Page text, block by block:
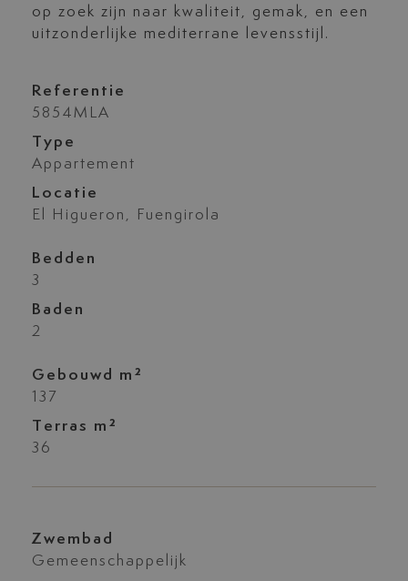
op zoek zijn naar kwaliteit, gemak, en een
uitzonderlijke mediterrane levensstijl.
Referentie
5854MLA
Type
Appartement
Locatie
El Higueron, Fuengirola
Bedden
3
Baden
2
Gebouwd m²
137
Terras m²
36
Zwembad
Gemeenschappelijk